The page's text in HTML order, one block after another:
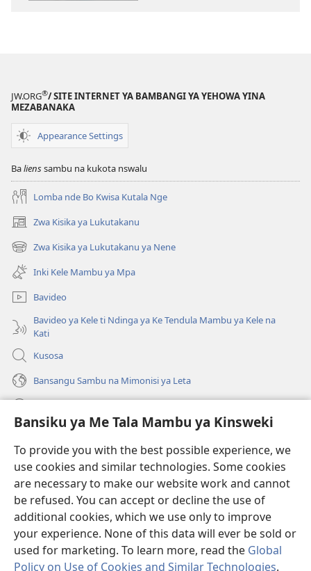
Bansiku ya Me Tala Mambu ya Kinsweki
To provide you with the best possible experience, we
use cookies and similar technologies. Some cookies
are necessary to make our website work and cannot
be refused. You can accept or decline the use of
additional cookies, which we use only to improve
your experience. None of this data will ever be sold or
used for marketing. To learn more, read the Global
Policy on Use of Cookies and Similar Technologies.
NKENGI
JW.ORG®/ SITE INTERNET YA BAMBANGI YA YEHOWA YINA
MEZABANAKA
Appearance Settings
Balienssambu na kukota nswalu
Lomba nde Bo Kwisa Kutala Nge
Zwa Kisika ya Lukutakanu
(ke
kangula
lutiti
ya
mpa)
Zwa Kisika ya Lukutakanu ya Nene
(ke
kangula
lutiti
ya
mpa)
Inki Kele Mambu ya Mpa
Bavideo
Bavideo ya Kele ti Ndinga ya Ke Tendula Mambu ya Kele na
Kati
Kusosa
Bansangu Sambu na Mimonisi ya Leta
(ke
kangula
lutiti
ya
mpa)
Watchtower BIBLIOTEKE NA INTERNET
(ke
kangula
lutiti
ya
mpa)
JW Hub ®
(ke
kangula
lutiti
ya